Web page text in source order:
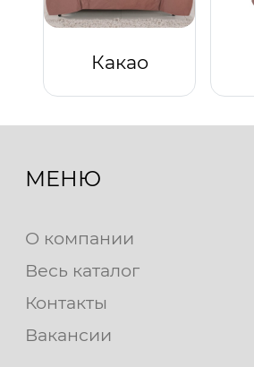
Какао
МЕНЮ
О компании
Весь каталог
Контакты
Вакансии